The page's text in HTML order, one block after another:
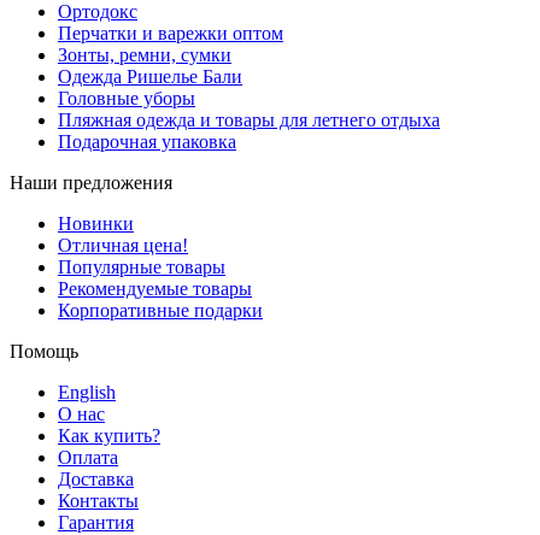
Ортодокс
Перчатки и варежки оптом
Зонты, ремни, сумки
Одежда Ришелье Бали
Головные уборы
Пляжная одежда и товары для летнего отдыха
Подарочная упаковка
Наши предложения
Новинки
Отличная цена!
Популярные товары
Рекомендуемые товары
Корпоративные подарки
Помощь
English
О нас
Как купить?
Оплата
Доставка
Контакты
Гарантия